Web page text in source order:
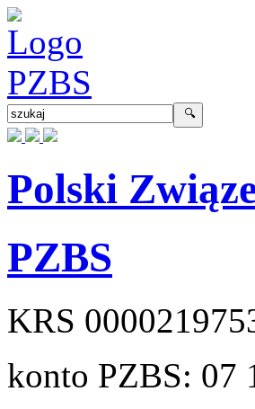
Polski
PZBS
KRS
konto PZBS: 07